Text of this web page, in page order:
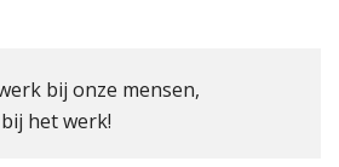
bij onze mensen,
het werk!